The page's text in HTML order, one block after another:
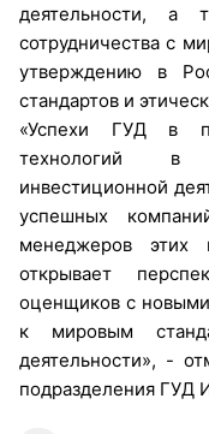
деятельности, а
сотрудничества с
утверждению в
стандартов и
«Успехи ГУД в
технологий в
инвестиционной
успешных
менеджеров этих
открывает
оценщиков с
к мировым
деятельности», -
подразделения ГУД